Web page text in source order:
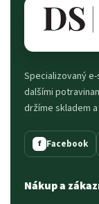
Specializovaný
dalšími
držíme skladem
f Facebook
Nákup a